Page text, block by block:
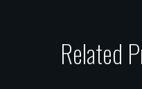
Related